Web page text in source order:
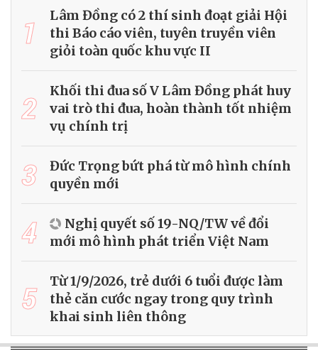
1
Lâm Đồng có 2 thí sinh đoạt giải Hội
thi Báo cáo viên, tuyên truyền viên
giỏi toàn quốc khu vực II
2
Khối thi đua số V Lâm Đồng phát huy
vai trò thi đua, hoàn thành tốt nhiệm
vụ chính trị
3
Đức Trọng bứt phá từ mô hình chính
quyền mới
4
Nghị quyết số 19-NQ/TW về đổi
mới mô hình phát triển Việt Nam
5
Từ 1/9/2026, trẻ dưới 6 tuổi được làm
thẻ căn cước ngay trong quy trình
khai sinh liên thông